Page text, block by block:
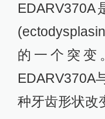
的一个突变
EDARV370A
种牙齿形状改